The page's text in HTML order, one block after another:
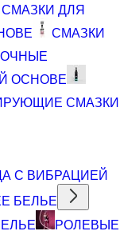
СМАЗКИ ДЛЯ
СМАЗКИ
ОСНОВЕ
СМАЗКИ
С ВИБРАЦИЕЙ
БЕЛЬЕ
РОЛЕВЫЕ